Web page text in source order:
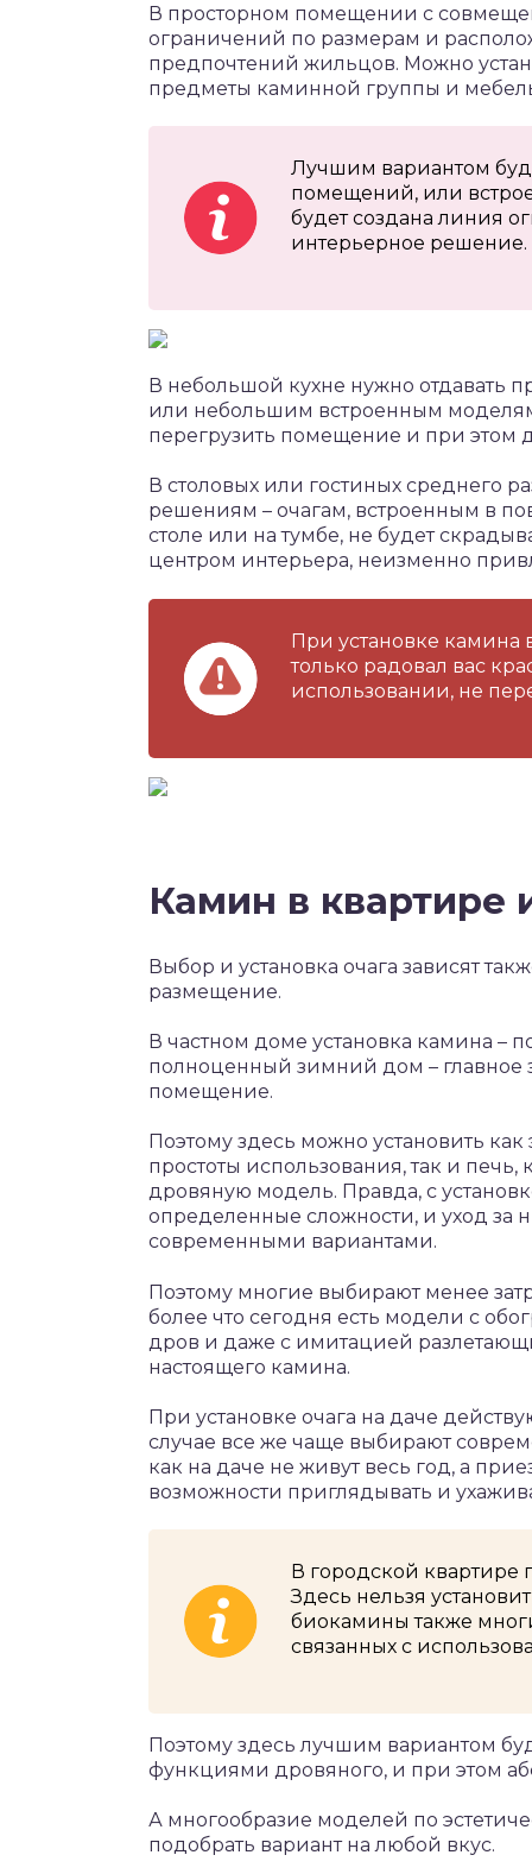
В просторном помещении с
ограничений по размерам и
предпочтений жильцов. Можно
предметы каминной группы и
Лучшим вариантом
помещений, или
будет создана линия
интерьерное решение.
В небольшой кухне нужно отдавать
или небольшим встроенным
перегрузить помещение и при этом
В столовых или гостиных среднего
решениям – очагам, встроенным в
столе или на тумбе, не будет
центром интерьера, неизменно
При установке камина
только радовал вас
использовании, не
Камин в квартире
Выбор и установка очага зависят
размещение.
В частном доме установка камина –
полноценный зимний дом – главное
помещение.
Поэтому здесь можно установить
простоты использования, так и
дровяную модель. Правда, с
определенные сложности, и уход за
современными вариантами.
Поэтому многие выбирают менее
более что сегодня есть модели с
дров и даже с имитацией
настоящего камина.
При установке очага на даче
случае все же чаще выбирают
как на даче не живут весь год, а
возможности приглядывать и
В городской квартире
Здесь нельзя
биокамины также
связанных с
Поэтому здесь лучшим вариантом
функциями дровяного, и при этом
А многообразие моделей по
подобрать вариант на любой вкус.